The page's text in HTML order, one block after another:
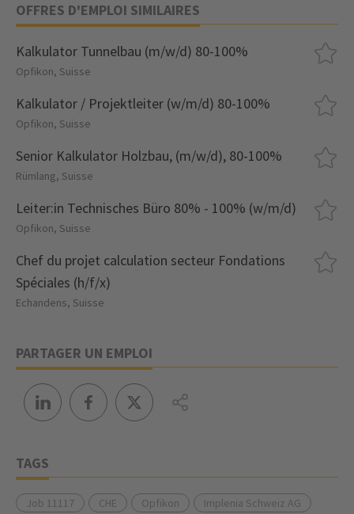
OFFRES D'EMPLOI SIMILAIRES
Kalkulator Tunnelbau (m/w/d) 80-100%
Opfikon, Suisse
Kalkulator / Projektleiter (w/m/d) 80-100%
Opfikon, Suisse
Senior Kalkulator Holzbau, (m/w/d), 80-100%
Rümlang, Suisse
Leiter:in Technisches Büro 80% - 100% (w/m/d)
Opfikon, Suisse
Chef du projet calculation secteur Fondations
Spéciales (h/f/x)
Echandens, Suisse
PARTAGER UN EMPLOI
TAGS
Job 11117 CHE Opfikon
Implenia Schweiz AG